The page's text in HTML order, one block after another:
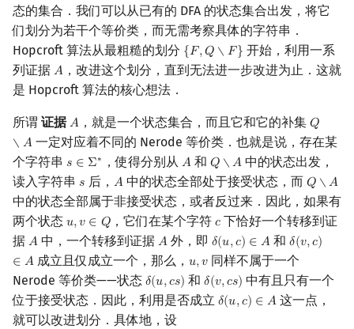
态的集合．我们可以从已有的 DFA 的状态集合出发，将它
们划分为若干个等价类，而无需考察具体的字符串．
Hopcroft 算法从最粗糙的划分 {𝐹,𝑄 ∖ 𝐹}
{F,Q∖F }
开始，利用一系
列证据 𝐴
A ，改进这个划分，直到无法进一步改进为止．这就
是 Hopcroft 算法的核心想法．
所谓 证据 𝐴
A ，就是一个状态集合，而且它和它的补集 𝑄
∖ 𝐴
Q∖
一定对应着不同的 Nerode 等价类．也就是说，存在某
个字符串 𝑠 ∈ Σ∗
s ∈Σ ∗ ，使得分别从 𝐴
A和 𝑄 ∖𝐴
Q∖A
中的状态出发，
读入字符串 𝑠
s 后， 𝐴
A中的状态全部处于接受状态，而 𝑄 ∖𝐴
Q∖A
中的状态全部属于非接受状态，或者反过来．因此，如果有
两个状态 𝑢,𝑣 ∈ 𝑄
u,v∈Q ，它们在某个字符𝑐
c 下恰好一个转移到证
据 𝐴
A 中，一个转移到证据 𝐴
A 外，即 𝛿(𝑢,𝑐) ∈ 𝐴
δ(u,c)∈A 和𝛿(𝑣,𝑐)
∈ 𝐴
δ(v,c)∈
成立且仅成立一个，那么，𝑢,𝑣
u,v 同样不属于一个
Nerode 等价类——状态 𝛿(𝑢,𝑐𝑠)
δ(u,cs) 和𝛿(𝑣,𝑐𝑠)
δ(v,cs) 中有且只有一个
位于接受状态．因此，利用是否成立 𝛿(𝑢,𝑐) ∈ 𝐴
δ(u,c)∈A
这一点，
就可以改进划分．具体地，设